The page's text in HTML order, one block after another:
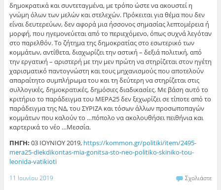
δημοκρατικά και συντεταγμένα, με τρόπο ώστε να ακουστεί η
γνώμη όλων των μελών και στελεχών. Πρόκειται για θέμα που δεν
είναι δευτερεύων, δεν αφορά μια ήσσονος σημασίας λεπτομέρεια ή
μορφή, που ηγεμονεύεται από το περιεχόμενο, όπως συχνά λεγόταν
στο παρελθόν. Το ζήτημα της δημοκρατίας στο εσωτερικό των
κομμάτων, αντίθετα, διαχωρίζει την αστική – δεξιά πολιτική, από
την εργατική – αριστερή με την μεν πρώτη να στηρίζεται στον ηγέτη
χαρισματικό παντογνώστη και τους μηχανισμούς που αποτελούν
απαραίτητο συμπλήρωμα του και τη δεύτερη να στηρίζεται στις
συλλογικές, δημοκρατικές, δημόσιες διαδικασίες. Με βάση αυτό το
κριτήριο το παράδειγμα του ΜΕΡΑ25 δεν ξεχωρίζει σε τίποτε από το
παράδειγμα της ΝΔ, του ΣΥΡΙΖΑ και τόσων άλλων προσωποπαγών
κομμάτων που καλούν το …πόπολο να ακολουθήσει πειθήνια και
καρτερικά το νέο …Μεσσία.
ΠΗΓΗ: 03 ΙΟΥΝΙΟΥ 2019, https://kommon.gr/politiki/item/2495-
mera25-diekdikontas-mia-gonitsa-sto-neo-politiko-skiniko-tou-
leonida-vatikioti
11 Ιουνίου 2019 Σχολιάστε